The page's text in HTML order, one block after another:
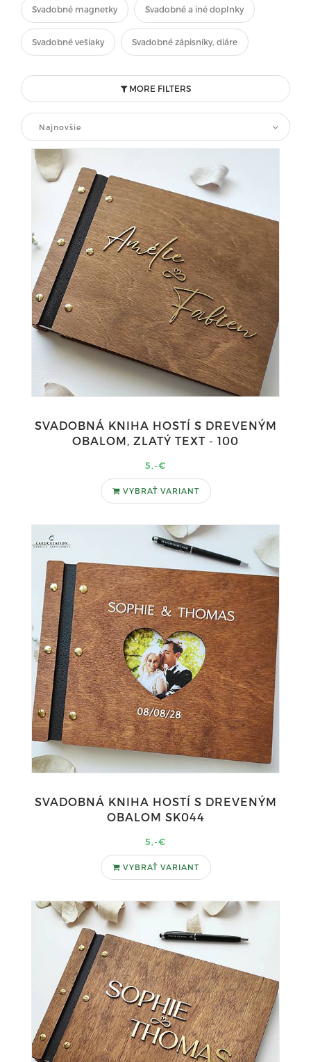
Svadobné magnetky Svadobné a iné doplnky
Svadobné vešiaky Svadobné zápisníky, diáre
MORE FILTERS
Najnovšie
SVADOBNÁ KNIHA HOSTÍ S DREVENÝM
OBALOM, ZLATÝ TEXT - 100
5,-€
VYBRAŤ VARIANT
SVADOBNÁ KNIHA HOSTÍ S DREVENÝM
OBALOM SK044
5,-€
VYBRAŤ VARIANT